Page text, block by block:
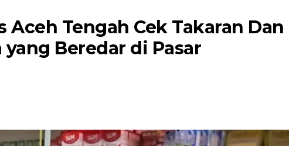
Aceh Tengah Cek Takaran Dan
Beredar di Pasar